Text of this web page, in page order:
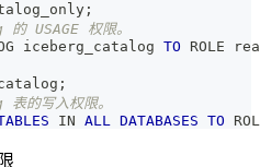
;
USAGE 权限。
iceberg_catalog TO ROLE
;
的写入权限。
IN ALL DATABASES TO